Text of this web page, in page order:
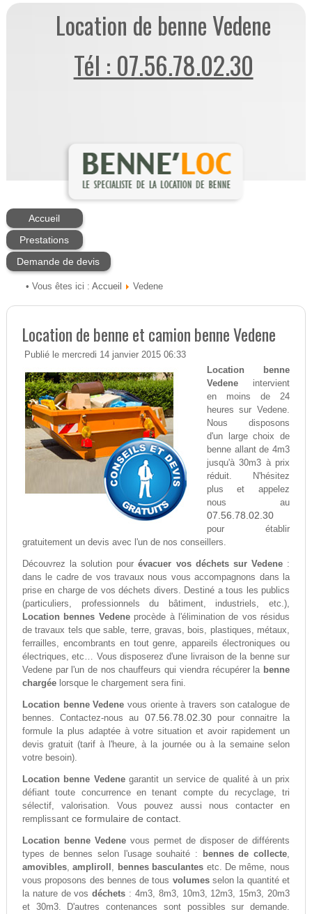
Location de benne Vedene
Tél : 07.56.78.02.30
Accueil
Prestations
Demande de devis
• Vous êtes ici : Accueil Vedene
Location de benne et camion benne Vedene
Publié le mercredi 14 janvier 2015 06:33
Location benne
Vedeneintervient
en moins de 24
heures sur Vedene.
Nous disposons
d'un large choix de
benne allant de 4m3
jusqu'à 30m3 à prix
réduit. N'hésitez
plus et appelez
nous au
07.56.78.02.30
pour établir
gratuitement un devis avec l'un de nos conseillers.
Découvrez la solution pourévacuer vos déchets sur Vedene:
dans le cadre de vos travaux nous vous accompagnons dans la
prise en charge de vos déchets divers. Destiné a tous les publics
(particuliers, professionnels du bâtiment, industriels, etc.),
Location bennes Vedeneprocède à l'élimination de vos résidus
de travaux tels que sable, terre, gravas, bois, plastiques, métaux,
ferrailles, encombrants en tout genre, appareils électroniques ou
électriques, etc… Vous disposerez d'une livraison de la benne sur
Vedene par l'un de nos chauffeurs qui viendra récupérer la benne
chargéelorsque le chargement sera fini.
Location benne Vedene vous oriente à travers son catalogue de
bennes. Contactez-nous au 07.56.78.02.30pour connaitre la
formule la plus adaptée à votre situation et avoir rapidement un
devis gratuit (tarif à l'heure, à la journée ou à la semaine selon
votre besoin).
Location benne Vedenegarantit un service de qualité à un prix
défiant toute concurrence en tenant compte du recyclage, tri
sélectif, valorisation. Vous pouvez aussi nous contacter en
remplissant ce formulaire de contact.
Location benne Vedenevous permet de disposer de différents
types de bennes selon l'usage souhaité :
bennes de collecte,
amovibles,ampliroll , bennes basculantes etc. De même, nous
vous proposons des bennes de tous volumesselon la quantité et
la nature de vosdéchets : 4m3, 8m3, 10m3, 12m3, 15m3, 20m3
et 30m3. D'autres contenances sont possibles sur demande.